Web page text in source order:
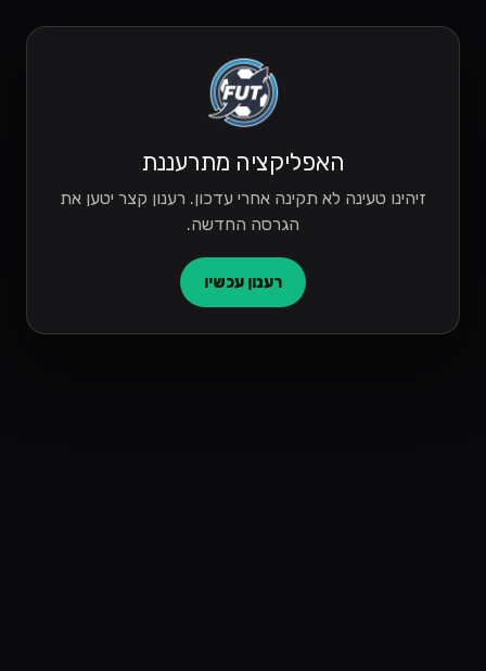
האפליקציה מתרעננת
זיהינו טעינה לא תקינה אחרי עדכון. רענון קצר יטען את
הגרסה החדשה.
רענון עכשיו